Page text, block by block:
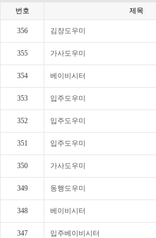
번호 제목
356 김장도우미
355 가사도우미
354 베이비시터
353 입주도우미
352 입주도우미
351 입주도우미
350 가사도우미
349 동행도우미
348 베이비시터
347 입주베이비시터